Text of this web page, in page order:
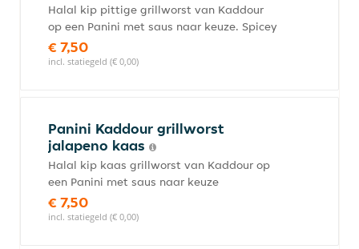
Halal kip pittige grillworst van Kaddour
op een Panini met saus naar keuze. Spicey
€ 7,50
incl. statiegeld (€ 0,00)
Panini Kaddour grillworst
jalapeno kaas
Halal kip kaas grillworst van Kaddour op
een Panini met saus naar keuze
€ 7,50
incl. statiegeld (€ 0,00)